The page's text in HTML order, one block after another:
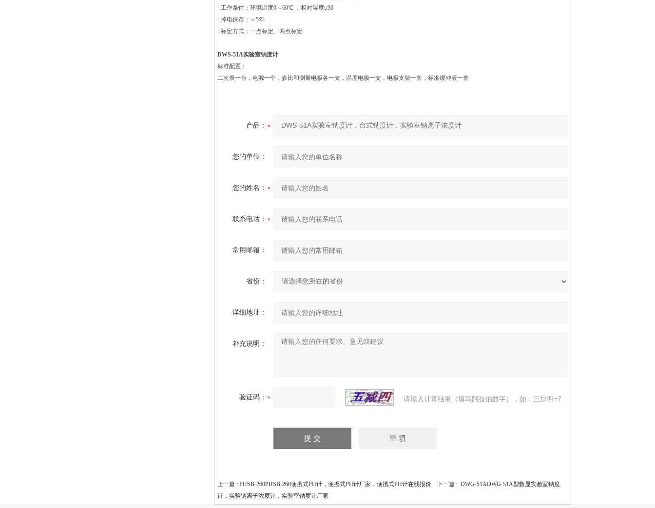
· 工作条件：环境温度0～60℃ ，相对湿度≤90
· 掉电保存：＞5年
· 标定方式：一点标定、两点标定
DWS-51A实验室钠度计
标准配置：
二次表一台，电源一个，参比和测量电极各一支，温度电极一支，电极支架一套，标准缓冲液一套
产品：
您的单位：
您的姓名：
联系电话：
常用邮箱：
省份：
详细地址：
补充说明：
验证码： 请输入计算结果（填写阿拉伯数字），如：三加四=7
上一篇 : PHSB-260PHSB-260便携式PH计，便携式PH计厂家，便携式PH计在线报价 下一篇 : DWG-51ADWG-51A型数显实验室钠度
计，实验钠离子浓度计，实验室钠度计厂家